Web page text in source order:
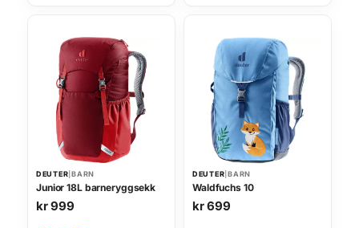
Junior 18L barneryggsekk
DEUTER |BARN
kr999
Waldfuchs 10
DEUTER |BARN
kr699